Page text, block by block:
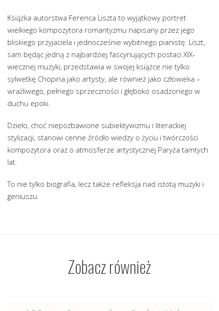
Książka autorstwa Ferenca Liszta to wyjątkowy portret
wielkiego kompozytora romantyzmu napisany przez jego
bliskiego przyjaciela i jednocześnie wybitnego pianistę. Liszt,
sam będąc jedną z najbardziej fascynujących postaci XIX-
wiecznej muzyki, przedstawia w swojej książce nie tylko
sylwetkę Chopina jako artysty, ale również jako człowieka –
wrażliwego, pełnego sprzeczności i głęboko osadzonego w
duchu epoki.
Dzieło, choć niepozbawione subiektywizmu i literackiej
stylizacji, stanowi cenne źródło wiedzy o życiu i twórczości
kompozytora oraz o atmosferze artystycznej Paryża tamtych
lat.
To nie tylko biografia, lecz także refleksja nad istotą muzyki i
geniuszu.
Zobacz również